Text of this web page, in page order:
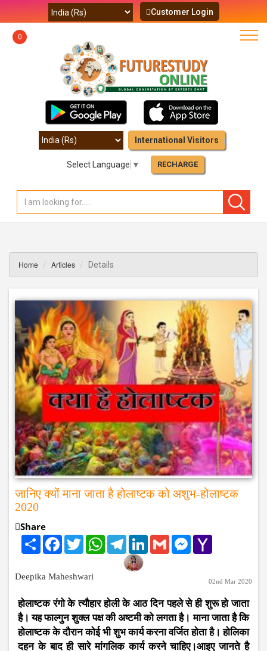
Customer Login
0
International Visitors
Select Language ▼ RECHARGE
Home Articles Details
जानिए क्यों माना जाता है होलाष्टक को अशुभ-होलाष्टक
2020
Share
Share Facebook
TwitterWhatsAppTelegramLinkedInGmail Messenger
Deepika Maheshwari 02nd Mar 2020
होलाष्टक रंगो के त्यौहार होली के आठ दिन पहले से ही शुरू हो जाता
है। यह फाल्गुन शुक्ल पक्ष की अष्टमी को लगता है। माना जाता है कि
होलाष्टक के दौरान कोई भी शुभ कार्य करना वर्जित होता है। होलिका
दहन के बाद ही सारे मांगलिक कार्य करने चाहिए।आइए जानते है